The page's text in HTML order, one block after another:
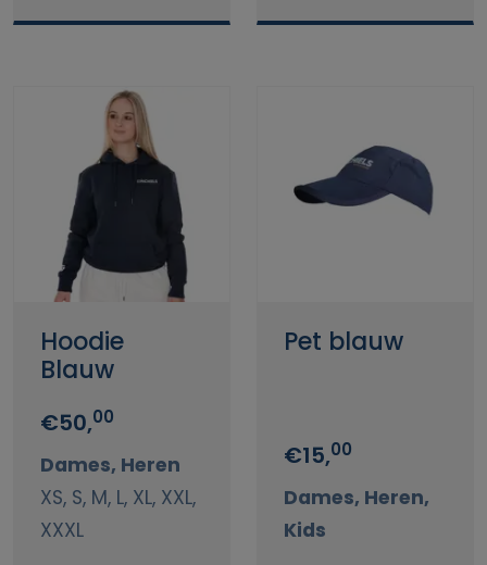
Hoodie
Blauw
€50,00
Dames, Heren
XS, S, M, L, XL, XXL,
XXXL
Pet blauw
€15,00
Dames, Heren,
Kids